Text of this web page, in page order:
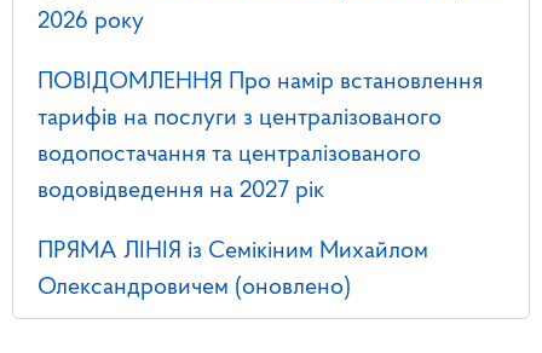
2026 року
ПОВІДОМЛЕННЯ Про намір встановлення
тарифів на послуги з централізованого
водопостачання та централізованого
водовідведення на 2027 рік
ПРЯМА ЛІНІЯ із Семікіним Михайлом
Олександровичем (оновлено)